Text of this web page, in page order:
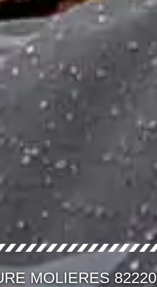
MOLIERES 82220